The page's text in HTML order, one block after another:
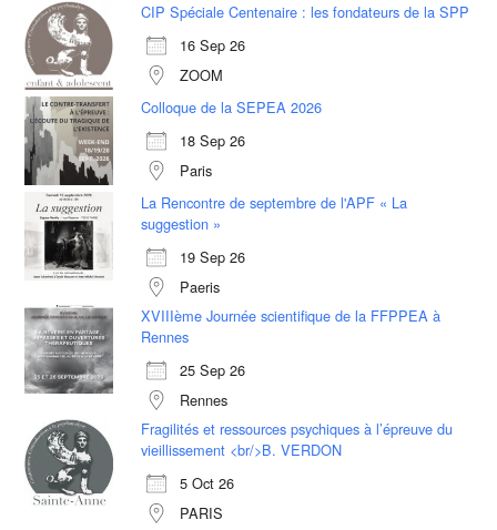
CIP Spéciale Centenaire : les fondateurs de la SPP
16 Sep 26
ZOOM
Colloque de la SEPEA 2026
18 Sep 26
Paris
La Rencontre de septembre de l'APF « La
suggestion »
19 Sep 26
Paeris
XVIIIème Journée scientifique de la FFPPEA à
Rennes
25 Sep 26
Rennes
Fragilités et ressources psychiques à l’épreuve du
vieillissement <br/>B. VERDON
5 Oct 26
PARIS